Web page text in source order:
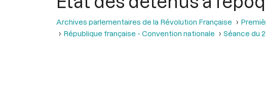
Archives parlementaires de la Révolution Française
République française - Convention nationale
Séance du